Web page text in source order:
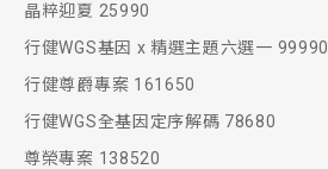
晶粹迎夏 25990
行健WGS基因 x 精選主題六選一 99990
行健尊爵專案 161650
行健WGS全基因定序解碼 78680
尊榮專案 138520